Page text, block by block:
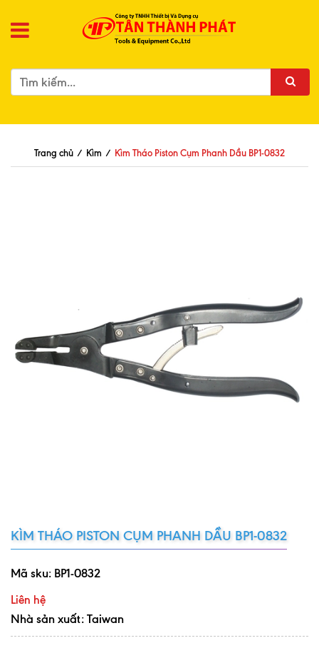
Trang chủ / Kìm / Kìm Tháo Piston Cụm Phanh Dầu BP1-0832
KÌM THÁO PISTON CỤM PHANH DẦU BP1-0832
Mã sku: BP1-0832
Liên hệ
Nhà sản xuất: Taiwan